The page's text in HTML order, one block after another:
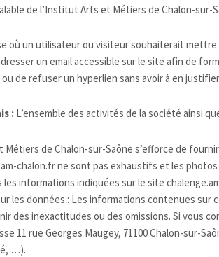
de l’Institut Arts et Métiers de Chalon-sur-
où un utilisateur ou visiteur souhaiterait
un email accessible sur le site afin de
de refuser un hyperlien sans avoir à en
: L’ensemble des activités de la société ainsi
Métiers de Chalon-sur-Saône s’efforce de
chalon.fr ne sont pas exhaustifs et les
les informations indiquées sur le site
les données : Les informations contenues sur
des inexactitudes ou des omissions. Si vous
11 rue Georges Maugey, 71100 Chalon-sur-
…).